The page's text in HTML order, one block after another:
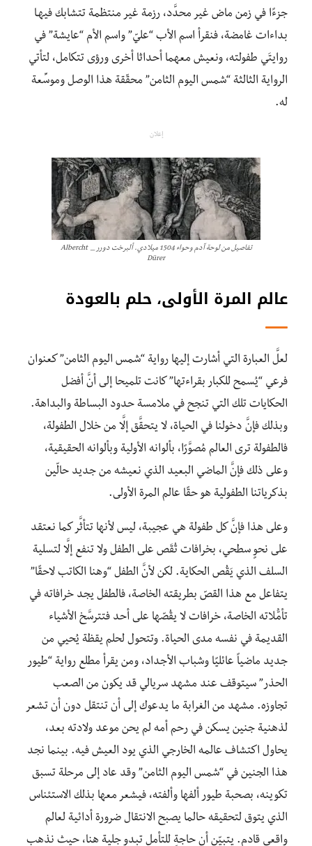
جزءًا في زمن ماض غير محدَّد، رزمة غير منتظمة تتشابك فيهـا
بداءات غامضة، فنقرأ اسم الأب “عليّ” واسم الأم “عايشة” في
روايتَي طفولته، ونعيش معهما أحداثا أخرى ورؤى تتكامل، لتأتي
الرواية الثالثة “شمس اليوم الثامن” محقّقة هذا الوصل وموسِّعة
له.
إعلان
تفاصيل من لوحة آدم وحواء 1504 ميلادي. ألبرخت دورر _ Albercht
Dürer
عالم المرة الأولى، حلم بالعودة
لعلَّ العبارة التي أشارت إليها رواية “شمس اليوم الثامن” كعنوان
فرعي “يُسمح للكبار بقراءتها” كانت تلميحا إلى أنَّ أفضل
الحكايات تلك التي تنجح في ملامسة حدود البساطة والبداهة.
وبذلك فإنَّ دخولنا في الحياة، لا يتحقَّق إلَّا من خلال الطفولة،
فالطفولة ترى العالم مُصوَّرًا، بألوانه الأولية وبألوانه الحقيقية،
وعلى ذلك فإنَّ الماضي البعيد الذي نعيشه من جديد حالّين
بذكرياتنا الطفولية هو حقًا عالم المرة الأولى.
وعلى هذا فإنَّ كل طفولة هي عجيبة، ليس لأنها تتأثَّر كما نعتقد
على نحوٍ سطحي، بخرافات تُقَص على الطفل ولا تنفع إلَّا لتسلية
السلف الذي يَقُص الحكاية. لكن لأنَّ الطفل “وهنا الكاتب لاحقًا”
يتفاعل مع هذا القصّ بطريقته الخاصة، فالطفل يجد خرافاته في
تأمُّلاته الخاصة، خرافات لا يقُصّها على أحد فتترسَّخ الأشياء
القديمة في نفسه مدى الحياة. وتتحول لحلم يقظة يُحيي من
جديد ماضياً عائليًا وشباب الأجداد، ومن يقرأ مطلع رواية “طيور
الحذر” سيتوقف عند مشهد سريالي قد يكون من الصعب
تجاوزه. مشهد من الغرابة ما يدعوك إلى أن تنتقل دون أن تشعر
لذهنية جنين يسكن في رحم أمه لم يحن موعد ولادته بعد،
يحاول اكتشاف عالمه الخارجي الذي يود العيش فيه. بينما نجد
هذا الجنين في “شمس اليوم الثامن” وقد عاد إلى مرحلة تسبق
تكوينه، بصحبة طيور ألفها وألفته، فيشعر معها بذلك الاستئناس
الذي يتوق لتحقيقه حالما يصبح الانتقال ضرورة أدائية لعالم
واقعي قادم. يتبيّن أن حاجةٍ للتأمل تبدو جلية هنا، حيث نذهب